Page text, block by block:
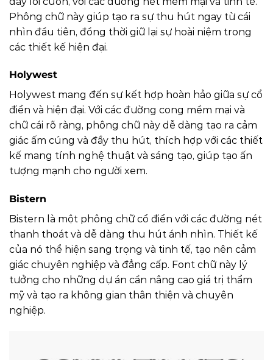
Phông chữ này giúp tạo ra sự thu hút ngay từ cái
nhìn đầu tiên, đồng thời giữ lại sự hoài niệm trong
các thiết kế hiện đại.
Holywest
Holywest mang đến sự kết hợp hoàn hảo giữa sự cổ
điển và hiện đại. Với các đường cong mềm mại và
chữ cái rõ ràng, phông chữ này dễ dàng tạo ra cảm
giác ấm cúng và đầy thu hút, thích hợp với các thiết
kế mang tính nghệ thuật và sáng tạo, giúp tạo ấn
tượng mạnh cho người xem.
Bistern
Bistern là một phông chữ cổ điển với các đường nét
thanh thoát và dễ dàng thu hút ánh nhìn. Thiết kế
của nó thể hiện sang trọng và tinh tế, tạo nên cảm
giác chuyên nghiệp và đẳng cấp. Font chữ này lý
tưởng cho những dự án cần nâng cao giá trị thẩm
mỹ và tạo ra không gian thân thiện và chuyên
nghiệp.